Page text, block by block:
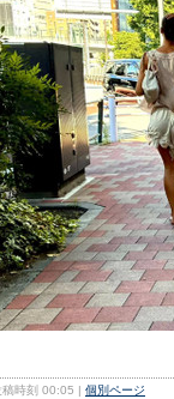
稿時刻 00:05 | 個別ページ